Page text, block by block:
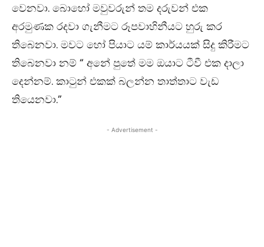
වෙනවා. බොහෝ මවුවරුන් තම දරුවන් එක
අරමුණක රදවා ගැනීමට රූපවාහිනීයට හුරු කර
තිබෙනවා. මවට හෝ පියාට යම් කාර්යයක් සිදු කිරීමට
තිබෙනවා නම් “ අනේ පුතේ මම ඔයාට ටීවී එක දාලා
දෙන්නම්. කාටුන් එකක් බලන්න තාත්තාට වැඩ
තියෙනවා.”
- Advertisement -